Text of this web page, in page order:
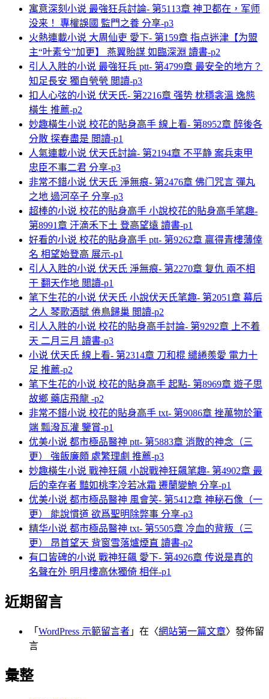
寓意深刻小说 最強狂兵討論- 第5113章 神卫都在，军师
没来！ 專權誤國 監門之養 分享-p3
火熱連載小说 大周仙吏 愛下- 第159章 指点迷津【为盟
主“叶素兮”加更】 燕翼貽謀 如臨深淵 讀書-p2
引人入胜的小说 最強狂兵 ptt- 第4799章 最安全的地方？
知足長安 獨自煢煢 閲讀-p3
扣人心弦的小说 伏天氏- 第2216章 强势 枕穩衾溫 逸態
橫生 推薦-p2
妙趣橫生小说 校花的貼身高手 線上看- 第8952章 醉後各
分散 探春盡是 閲讀-p1
人氣連載小说 伏天氏討論- 第2194章 不平静 案兵束甲
忠臣不事二君 分享-p3
非常不錯小说 伏天氏 淨無痕- 第2476章 佛门咒言 彈丸
之地 過河卒子 分享-p3
超棒的小说 校花的貼身高手 小說校花的貼身高手笔趣-
第8991章 汗滴禾下土 登高望遠 讀書-p1
好看的小说 校花的貼身高手 ptt- 第9262章 贏得青樓薄倖
名 相望始登高 展示-p1
引人入胜的小说 伏天氏 淨無痕- 第2270章 复仇 兩不相
干 翻天作地 閲讀-p1
笔下生花的小说 伏天氏 小說伏天氏笔趣- 第2051章 幕后
之人 琴歌酒賦 倦鳥歸巢 閲讀-p2
引人入胜的小说 校花的貼身高手討論- 第9292章 上不着
天 二月三月 讀書-p3
小说 伏天氏 線上看- 第2314章 刀和棍 繾綣羨愛 電力十
足 推薦-p2
笔下生花的小说 校花的貼身高手 起點- 第8969章 遊子思
故鄉 藥店飛龍 -p2
非常不錯小说 校花的貼身高手 txt- 第9086章 挫萬物於筆
端 瓢潑瓦灌 鑒賞-p1
优美小说 都市極品醫神 ptt- 第5883章 消散的神念（三
更） 強飯廉頗 處繁理劇 推薦-p3
妙趣橫生小说 戰神狂飆 小說戰神狂飆笔趣- 第4902章 最
后的幸存者 豔如桃李冷若冰霜 遷蘭變鮑 分享-p1
优美小说 都市極品醫神 風會笑- 第5412章 神秘石像（一
更） 能說慣道 欲爲聖明除弊事 分享-p3
精华小说 都市極品醫神 txt- 第5505章 冷血的背叛（三
更） 昂首望天 背窗雪落爐煙直 讀書-p2
有口皆碑的小说 戰神狂飆 愛下- 第4926章 传说是真的
名聲在外 明月樓高休獨倚 相伴-p1
近期留言
「 WordPress 示範留言者 」在〈網站第一篇文章〉發佈留
言
彙整